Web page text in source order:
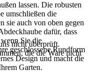
lassen. Die robusten
umschließen die
sie auch von oben gegen
dafür, dass
Sie die
geschlossene Rundform
Design und macht die
Garten.
nicht überprüft.
die die Ware nicht